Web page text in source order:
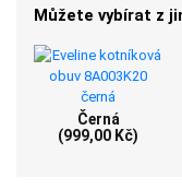
Můžete vybírat z
Černá
(999,00 Kč)